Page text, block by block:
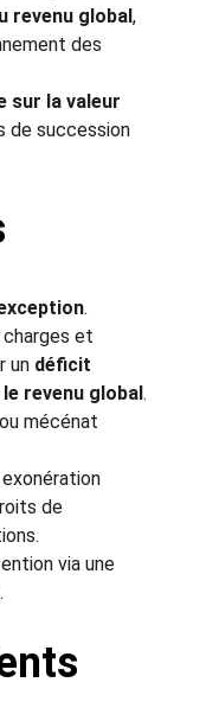
revenu global,
des
sur la valeur
de succession
.
et
un déficit
revenu global.
mécénat
de
via une